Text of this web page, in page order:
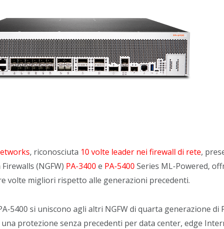
, riconosciuta 10 volte leader nei firewall di rete,
(NGFW) PA-3400 e PA-5400 Series ML-Powered,
volte migliori rispetto alle generazioni precedenti.
5400 si uniscono agli altri NGFW di quarta generazione
protezione senza precedenti per data center, edge